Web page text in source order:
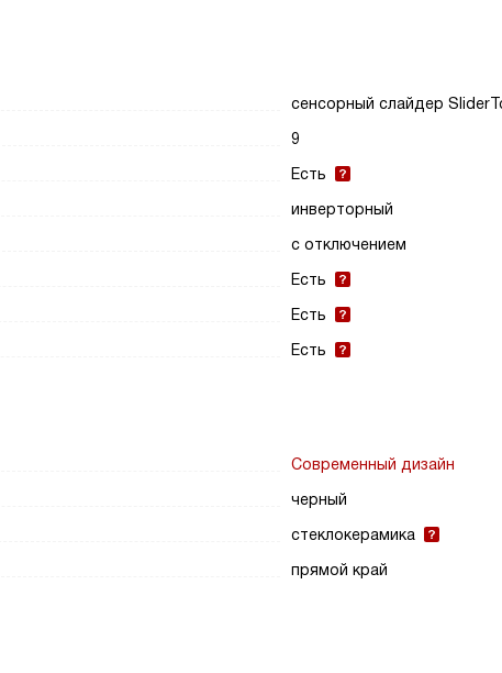
сенсорный слайдер
9
Есть
инверторный
с отключением
Есть
Есть
Есть
Современный дизайн
черный
стеклокерамика
прямой край